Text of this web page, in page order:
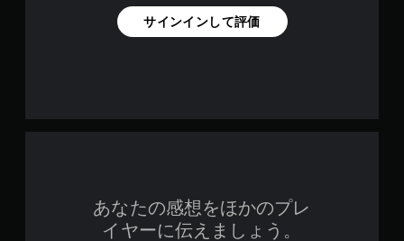
サインインして評価
あなたの感想をほかのプレ
イヤーに伝えましょう。